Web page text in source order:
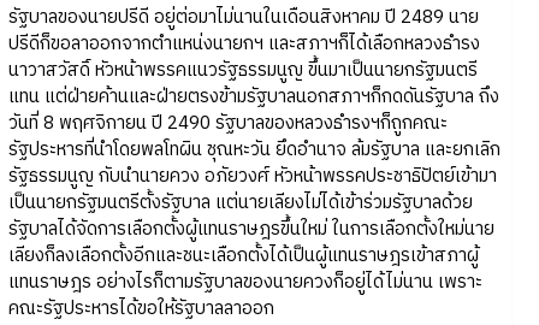
รัฐบาลของนายปรีดี อยู่ต่อมาไม่นานในเดือนสิงหาคม ปี 2489 นาย
ปรีดีก็ขอลาออกจากตำแหน่งนายกฯ และสภาฯก็ได้เลือกหลวงธำรง
นาวาสวัสดิ์ หัวหน้าพรรคแนวรัฐธรรมนูญ ขึ้นมาเป็นนายกรัฐมนตรี
แทน แต่ฝ่ายค้านและฝ่ายตรงข้ามรัฐบาลนอกสภาฯก็กดดันรัฐบาล ถึง
วันที่ 8 พฤศจิกายน ปี 2490 รัฐบาลของหลวงธำรงฯก็ถูกคณะ
รัฐประหารที่นำโดยพลโทผิน ชุณหะวัน ยึดอำนาจ ล้มรัฐบาล และยกเลิก
รัฐธรรมนูญ กับนำนายควง อภัยวงศ์ หัวหน้าพรรคประชาธิปัตย์เข้ามา
เป็นนายกรัฐมนตรีตั้งรัฐบาล แต่นายเลียงไม่ได้เข้าร่วมรัฐบาลด้วย
รัฐบาลได้จัดการเลือกตั้งผู้แทนราษฎรขึ้นใหม่ ในการเลือกตั้งใหม่นาย
เลียงก็ลงเลือกตั้งอีกและชนะเลือกตั้งได้เป็นผู้แทนราษฎรเข้าสภาผู้
แทนราษฎร อย่างไรก็ตามรัฐบาลของนายควงก็อยู่ได้ไม่นาน เพราะ
คณะรัฐประหารได้ขอให้รัฐบาลลาออก